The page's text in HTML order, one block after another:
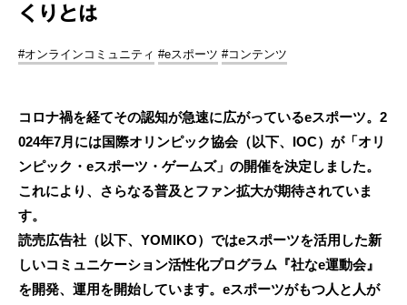
くりとは
#オンラインコミュニティ #eスポーツ #コンテンツ
コロナ禍を経てその認知が急速に広がっているeスポーツ。2
024年7月には国際オリンピック協会（以下、IOC）が「オリ
ンピック・eスポーツ・ゲームズ」の開催を決定しました。
これにより、さらなる普及とファン拡大が期待されていま
す。
読売広告社（以下、YOMIKO）ではeスポーツを活用した新
しいコミュニケーション活性化プログラム『社なe運動会』
を開発、運用を開始しています。eスポーツがもつ人と人が